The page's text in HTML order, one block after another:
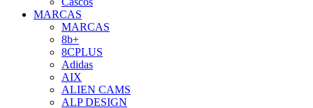
MARCAS
MARCAS
8b+
8CPLUS
Adidas
AIX
ALIEN CAMS
ALP DESIGN